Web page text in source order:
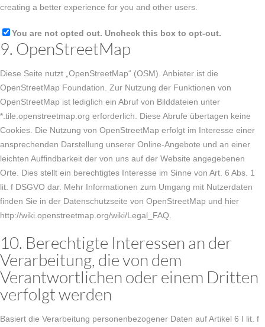
creating a better experience for you and other users.
You are not opted out. Uncheck this box to opt-out.
9. OpenStreetMap
Diese Seite nutzt „OpenStreetMap“ (OSM). Anbieter ist die
OpenStreetMap Foundation. Zur Nutzung der Funktionen von
OpenStreetMap ist lediglich ein Abruf von Bilddateien unter
*.tile.openstreetmap.org erforderlich. Diese Abrufe übertagen keine
Cookies. Die Nutzung von OpenStreetMap erfolgt im Interesse einer
ansprechenden Darstellung unserer Online-Angebote und an einer
leichten Auffindbarkeit der von uns auf der Website angegebenen
Orte. Dies stellt ein berechtigtes Interesse im Sinne von Art. 6 Abs. 1
lit. f DSGVO dar. Mehr Informationen zum Umgang mit Nutzerdaten
finden Sie in der Datenschutzseite von OpenStreetMap und hier
http://wiki.openstreetmap.org/wiki/Legal_FAQ.
10. Berechtigte Interessen an der
Verarbeitung, die von dem
Verantwortlichen oder einem Dritten
verfolgt werden
Basiert die Verarbeitung personenbezogener Daten auf Artikel 6 I lit. f